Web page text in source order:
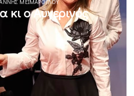
κι ο Αυγερινός